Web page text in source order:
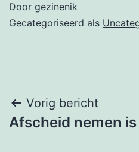
Door gezinenik
Gecategoriseerd als
Bericht
navigatie
Vorig bericht
Afscheid nemen